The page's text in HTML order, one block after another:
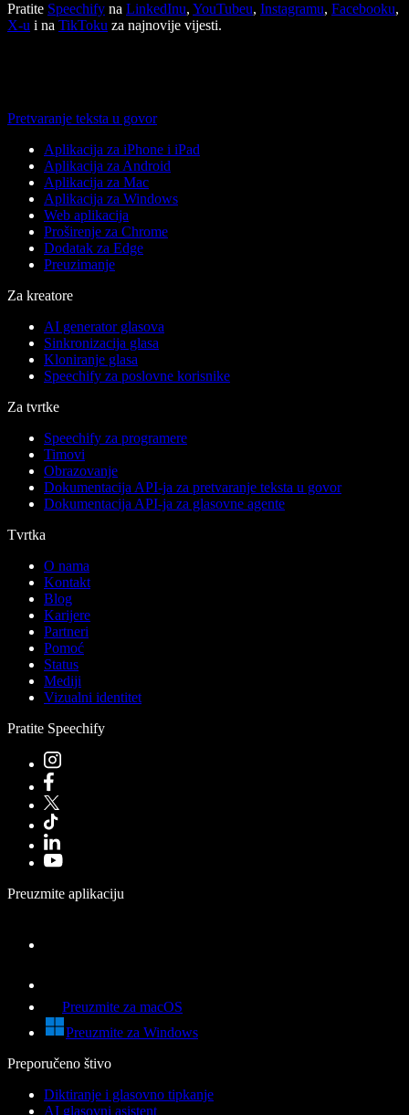
Pratite Speechify na LinkedInu, YouTubeu, Instagramu, Facebooku,
X-u i na TikToku za najnovije vijesti.
Pretvaranje teksta u govor
Aplikacija za iPhone i iPad
Aplikacija za Android
Aplikacija za Mac
Aplikacija za Windows
Web aplikacija
Proširenje za Chrome
Dodatak za Edge
Preuzimanje
Za kreatore
AI generator glasova
Sinkronizacija glasa
Kloniranje glasa
Speechify za poslovne korisnike
Za tvrtke
Speechify za programere
Timovi
Obrazovanje
Dokumentacija API-ja za pretvaranje teksta u govor
Dokumentacija API-ja za glasovne agente
Tvrtka
O nama
Kontakt
Blog
Karijere
Partneri
Pomoć
Status
Mediji
Vizualni identitet
Pratite Speechify
Preuzmite aplikaciju
Preuzmite za macOS
Preuzmite za Windows
Preporučeno štivo
Diktiranje i glasovno tipkanje
AI glasovni asistent